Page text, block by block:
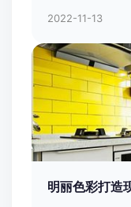
2022-11-13
明丽色彩打造